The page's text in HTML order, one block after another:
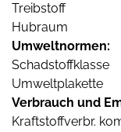
Treibstoff
Hubraum
Umweltnormen:
Schadstoffklasse
Umweltplakette
Verbrauch und
Kraftstoffverbr.